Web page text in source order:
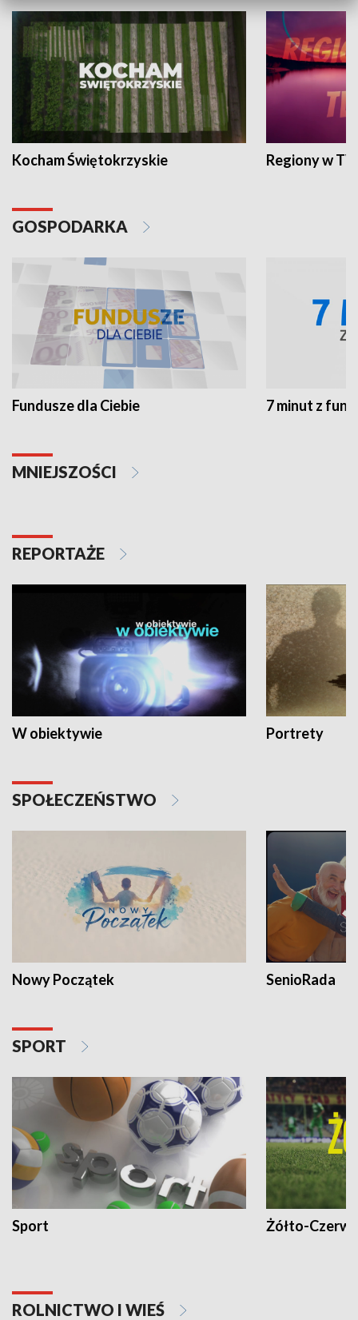
Kocham Świętokrzyskie Regiony w
GOSPODARKA
Fundusze dla Ciebie 7 minut z
MNIEJSZOŚCI
REPORTAŻE
W obiektywie Portrety
SPOŁECZEŃSTWO
Nowy Początek SenioRada
SPORT
Sport Żółto-
ROLNICTWO I WIEŚ